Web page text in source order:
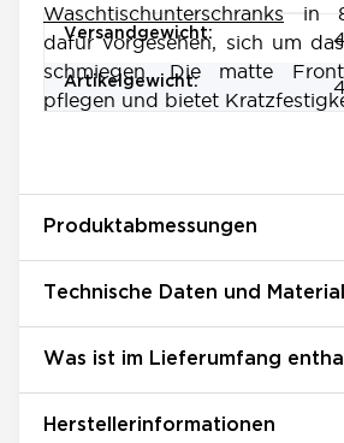
Waschtischunterschranks in
dafür vorgesehen, sich um
schmiegen. Die matte
pflegen und bietet
Produkteigenschaft
Wert
Versandgewicht:
Artikelgewicht:
Produktabmessungen
Technische Daten und Material
Was ist im Lieferumfang
Herstellerinformationen